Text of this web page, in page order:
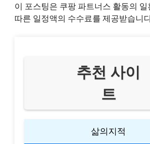
이 포스팅은 쿠팡 파트너스 활동의 일
따른 일정액의 수수료를 제공받습니
추천 사이
트
삶의지적